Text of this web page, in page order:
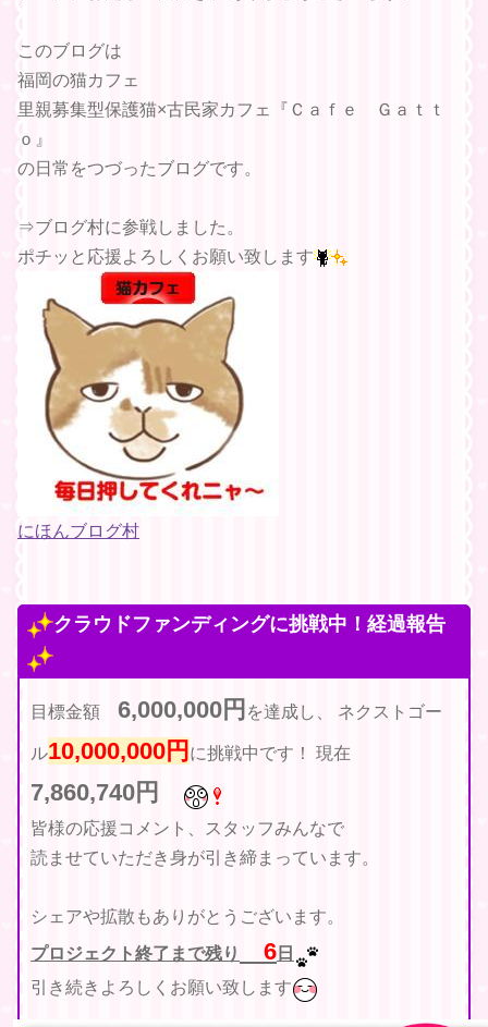
このブログは
福岡の猫カフェ
里親募集型保護猫×古民家カフェ『Ｃａｆｅ Ｇａｔｔ
ｏ』
の日常をつづったブログです。
⇒ブログ村に参戦しました。
ポチッと応援よろしくお願い致します
にほんブログ村
クラウドファンディングに挑戦中！経過報告
目標金額 6,000,000円 を達成し、 ネクストゴー
ル10,000,000円 に挑戦中です！ 現在
7,860,740円
皆様の応援コメント、スタッフみんなで
読ませていただき身が引き締まっています。
シェアや拡散もありがとうございます。
プロジェクト終了まで残り
6 日
引き続きよろしくお願い致します